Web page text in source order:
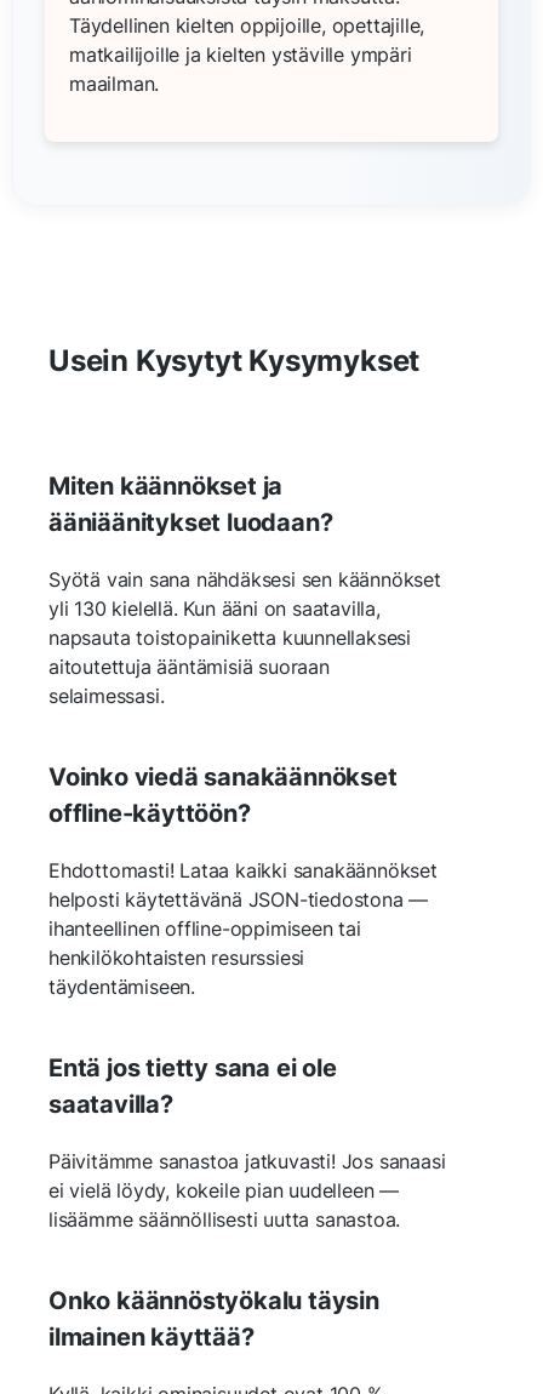
Täydellinen kielten oppijoille, opettajille,
matkailijoille ja kielten ystäville ympäri
maailman.
Usein Kysytyt Kysymykset
Miten käännökset ja
ääniäänitykset luodaan?
Syötä vain sana nähdäksesi sen käännökset
yli 130 kielellä. Kun ääni on saatavilla,
napsauta toistopainiketta kuunnellaksesi
aitoutettuja ääntämisiä suoraan
selaimessasi.
Voinko viedä sanakäännökset
offline-käyttöön?
Ehdottomasti! Lataa kaikki sanakäännökset
helposti käytettävänä JSON-tiedostona —
ihanteellinen offline-oppimiseen tai
henkilökohtaisten resurssiesi
täydentämiseen.
Entä jos tietty sana ei ole
saatavilla?
Päivitämme sanastoa jatkuvasti! Jos sanaasi
ei vielä löydy, kokeile pian uudelleen —
lisäämme säännöllisesti uutta sanastoa.
Onko käännöstyökalu täysin
ilmainen käyttää?